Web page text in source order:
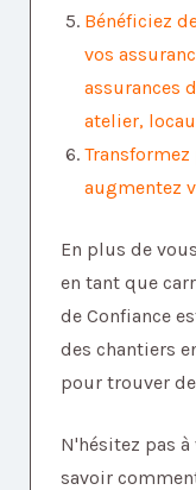
Bénéficiez
vos
assurances
atelier,
augmentez
En plus de
en tant que
de Confiance
des chantiers
pour trouver
N'hésitez pas
savoir